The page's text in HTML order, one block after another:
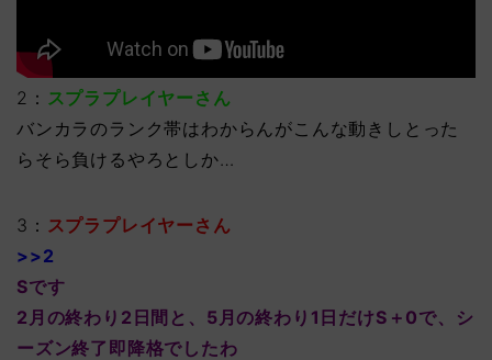
2： スプラプレイヤーさん
バンカラのランク帯はわからんがこんな動きしとった
らそら負けるやろとしか…
3： スプラプレイヤーさん
>>2
Sです
2月の終わり2日間と、5月の終わり1日だけS＋0で、シ
ーズン終了即降格でしたわ